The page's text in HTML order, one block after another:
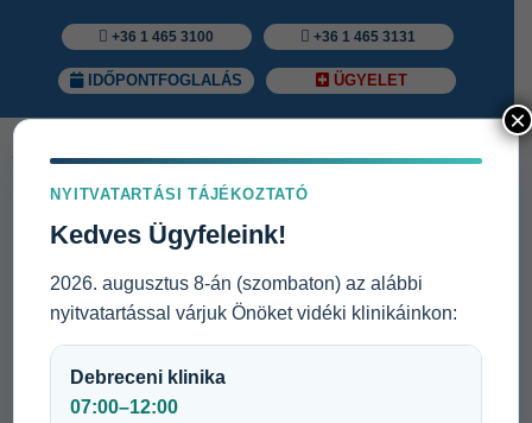
+36 1 465 3100 +36 1 465 3131
IDŐPONTFOGLALÁS ÜGYELET
A Medicare Közép-Kelet-Európa és Magyarország
legdinamikusabban növekvő magánegészségügyi szolgáltatója
NYITVATARTÁSI TÁJÉKOZTATÓ
Kedves Ügyfeleink!
2026. augusztus 8-án (szombaton) az alábbi
nyitvatartással várjuk Önöket vidéki klinikáinkon:
Debreceni klinika
07:00–12:00
×